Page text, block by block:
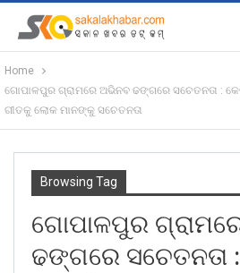
Home
ଗୋପାଳପୁର ଗ୍ରାମରେ ଅଭିନବ ଢଙ୍ଗରେ ସଚେତନତା :
ଗୀତକୁ ଲୋକ ମାନଙ୍କୁ ସଚେତନତା
Browsing Tag
ଗୋପାଳପୁର
ଢଙ୍ଗରେ ସଚେତନତା :